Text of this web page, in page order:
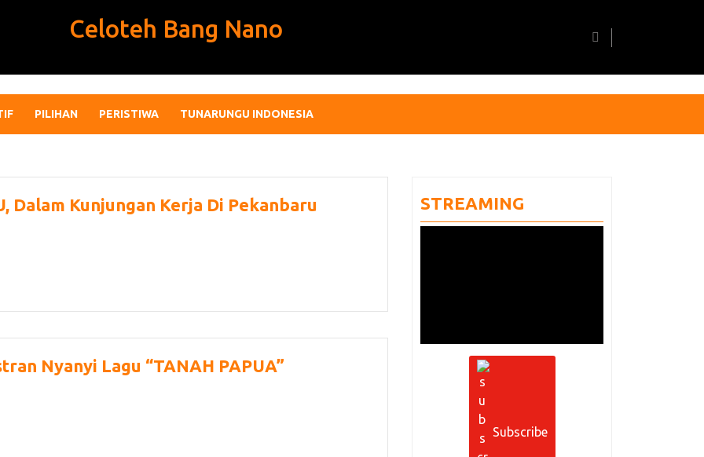
Celoteh Bang Nano
PILIHAN PERISTIWA TUNARUNGU INDONESIA
Dalam Kunjungan Kerja Di Pekanbaru
Nyanyi Lagu “TANAH PAPUA”
STREAMING
Subscribe